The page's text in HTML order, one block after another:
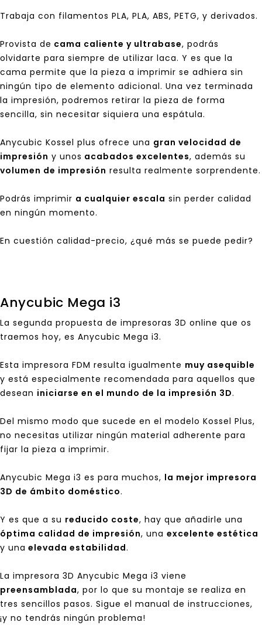
Trabaja con filamentos PLA, PLA, ABS, PETG, y derivados.
Provista de cama caliente y ultrabase, podrás
olvidarte para siempre de utilizar laca. Y es que la
cama permite que la pieza a imprimir se adhiera sin
ningún tipo de elemento adicional. Una vez terminada
la impresión, podremos retirar la pieza de forma
sencilla, sin necesitar siquiera una espátula.
Anycubic Kossel plus ofrece una gran velocidad de
impresión y unos acabados excelentes, además su
volumen de impresión resulta realmente sorprendente.
Podrás imprimir a cualquier escala sin perder calidad
en ningún momento.
En cuestión calidad-precio, ¿qué más se puede pedir?
Anycubic Mega i3
La segunda propuesta de impresoras 3D online que os
traemos hoy, es Anycubic Mega i3.
Esta impresora FDM resulta igualmente muy asequible
y está especialmente recomendada para aquellos que
desean iniciarse en el mundo de la impresión 3D.
Del mismo modo que sucede en el modelo Kossel Plus,
no necesitas utilizar ningún material adherente para
fijar la pieza a imprimir.
Anycubic Mega i3 es para muchos, la mejor impresora
3D de ámbito doméstico.
Y es que a su reducido coste, hay que añadirle una
óptima calidad de impresión, una excelente estética
y una elevada estabilidad.
La impresora 3D Anycubic Mega i3 viene
preensamblada, por lo que su montaje se realiza en
tres sencillos pasos. Sigue el manual de instrucciones,
¡y no tendrás ningún problema!